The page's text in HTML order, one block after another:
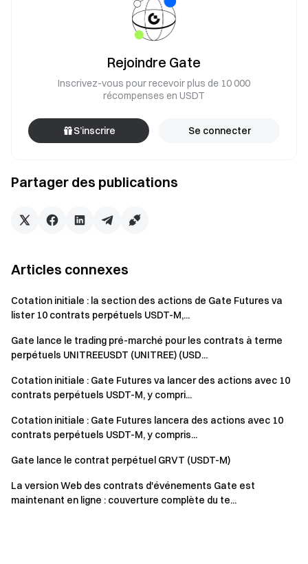
Partager des publications
Rejoindre Gate
Inscrivez-vous pour recevoir plus de 10 000
récompenses en USDT
S’inscrire Se connecter
Articles connexes
Cotation initiale : la section des actions de Gate Futures va
lister 10 contrats perpétuels USDT-M,...
Gate lance le trading pré-marché pour les contrats à terme
perpétuels UNITREEUSDT (UNITREE) (USD...
Cotation initiale : Gate Futures va lancer des actions avec 10
contrats perpétuels USDT-M, y compri...
Cotation initiale : Gate Futures lancera des actions avec 10
contrats perpétuels USDT-M, y compris...
Gate lance le contrat perpétuel GRVT (USDT-M)
La version Web des contrats d'événements Gate est
maintenant en ligne : couverture complète du te...